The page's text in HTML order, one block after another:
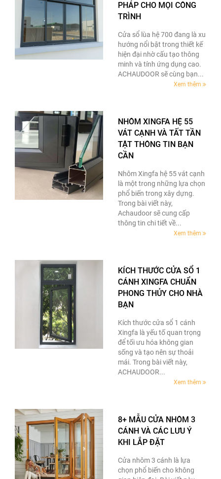
PHÁP CHO MỌI CÔNG
TRÌNH
Cửa sổ lùa hệ 700 đang là xu
hướng nổi bật trong thiết kế
hiện đại nhờ cấu tạo thông
minh và tính ứng dụng cao.
ACHAUDOOR sẽ cùng bạn...
Xem thêm
NHÔM XINGFA HỆ 55
VÁT CẠNH VÀ TẤT TẦN
TẬT THÔNG TIN BẠN
CẦN
Nhôm Xingfa hệ 55 vát cạnh
là một trong những lựa chọn
phổ biến trong xây dựng.
Trong bài viết này,
Achaudoor sẽ cung cấp
thông tin chi tiết về...
Xem thêm
KÍCH THƯỚC CỬA SỔ 1
CÁNH XINGFA CHUẨN
PHONG THỦY CHO NHÀ
BẠN
Kích thước cửa sổ 1 cánh
Xingfa là yếu tố quan trọng
để tối ưu hóa không gian
sống và tạo nên sự thoải
mái. Trong bài viết này,
ACHAUDOOR...
Xem thêm
8+ MẪU CỬA NHÔM 3
CÁNH VÀ CÁC LƯU Ý
KHI LẮP ĐẶT
Cửa nhôm 3 cánh là lựa
chọn phổ biến cho không